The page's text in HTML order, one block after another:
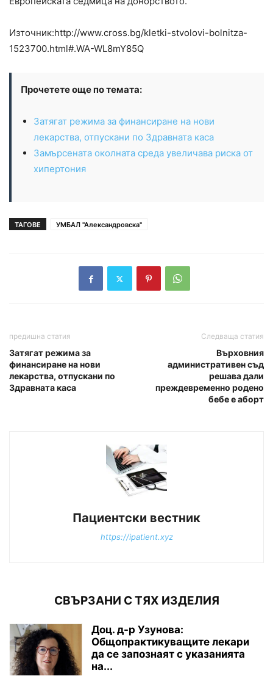
Източник:http://www.cross.bg/kletki-stvolovi-bolnitza-
1523700.html#.WA-WL8mY85Q
Прочетете още по темата:
Затягат режима за финансиране на нови
лекарства, отпускани по Здравната каса
Замърсената околната среда увеличава риска от
хипертония
ТАГОВЕ УМБАЛ "Александровска"
предишна статия
Затягат режима за
финансиране на нови
лекарства, отпускани по
Здравната каса
Следваща статия
Върховния
административен съд
решава дали
преждевременно родено
бебе е аборт
Пациентски вестник
https://ipatient.xyz
СВЪРЗАНИ С ТЯХ ИЗДЕЛИЯ
Доц. д-р Узунова:
Общопрактикуващите лекари
да се запознаят с указанията
на...